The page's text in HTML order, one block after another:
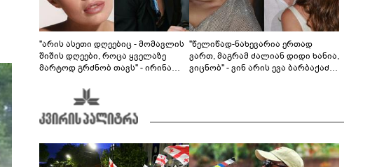
"არის ასეთი დღეებიც - მომავლის
შიშის დღეები, როცა ყველაზე
მარტოდ გრძნობ თავს" - ირინა
"წელიწად-ნახევარია ერთად
ვართ, მაგრამ ძალიან დიდი ხანია,
ვიცნობ" - ვინ არის ევა ბარბაქაძის